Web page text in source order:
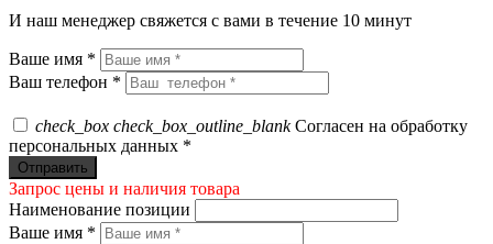
И наш менеджер свяжется с вами в течение 10 минут
Ваше имя *
Ваш телефон *
check_box check_box_outline_blankСогласен на обработку
персональных данных *
Запрос цены и наличия товара
Наименование позиции
Ваше имя *